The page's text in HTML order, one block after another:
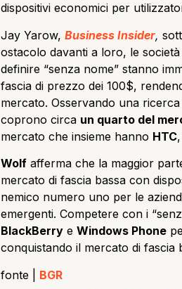
dispositivi economici per
Jay Yarow, Business Insider,
ostacolo davanti a loro, le
definire “senza nome” stanno
fascia di prezzo dei 100$,
mercato. Osservando una ricerca
coprono circa un quarto del
mercato che insieme hanno HTC,
Wolf afferma che la maggior
mercato di fascia bassa con
nemico numero uno per le
emergenti. Competere con i
BlackBerry e Windows Phone
conquistando il mercato di fascia
fonte | BGR